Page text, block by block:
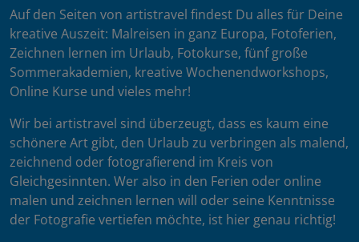
Auf den Seiten von artistravel findest Du alles für Deine
kreative Auszeit: Malreisen in ganz Europa, Fotoferien,
Zeichnen lernen im Urlaub, Fotokurse, fünf große
Sommerakademien, kreative Wochenendworkshops,
Online Kurse und vieles mehr!
Wir bei artistravel sind überzeugt, dass es kaum eine
schönere Art gibt, den Urlaub zu verbringen als malend,
zeichnend oder fotografierend im Kreis von
Gleichgesinnten. Wer also in den Ferien oder online
malen und zeichnen lernen will oder seine Kenntnisse
der Fotografie vertiefen möchte, ist hier genau richtig!